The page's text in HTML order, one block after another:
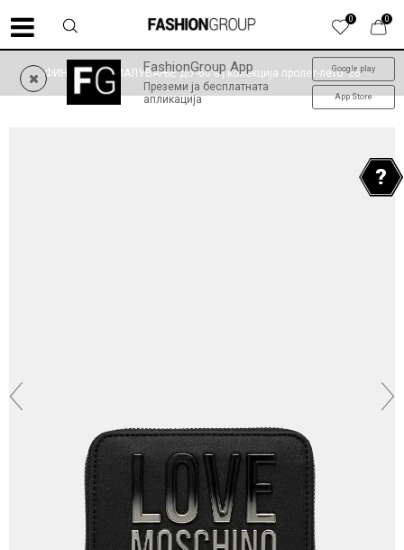
0
0
FashionGroup App
Преземи ја бесплатната
апликација
Google play
App Store
ФИНАЛНО НАМАЛУВАЊЕ до -60% | колекција пролет-лето '26